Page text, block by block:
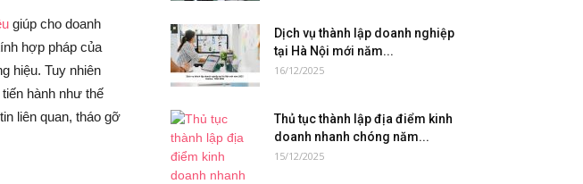
giúp cho doanh
hợp pháp của
hiệu. Tuy nhiên
hành như thế
liên quan, tháo gỡ
Dịch vụ thành lập doanh nghiệp
tại Hà Nội mới năm...
16/12/2025
Thủ tục thành lập địa điểm kinh
doanh nhanh chóng năm...
15/12/2025